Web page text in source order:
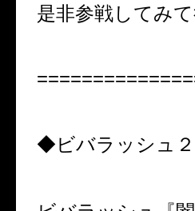
是非参戦してみて
◆ビバラッシュ